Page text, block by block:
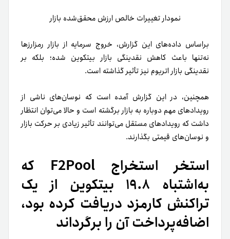
نمودار تغییرات خالص ارزش محقق‌شده بازار
بر‌اساس داده‌های این گزارش، خروج سرمایه از بازار رمزارزها
نه‌تنها باعث کاهش نقدینگی بازار بیتکوین شده؛ بلکه بر
نقدینگی بازار اتریوم نیز تأثیر گذاشته است.
همچنین، در این گزارش آمده است که نوسان‌های ناشی از
رویدادهای مهم دوباره به بازار برگشته است و حالا می‌توان انتظار
داشت که رویدادهای مستقل می‌توانند تأثیر زیادی بر حرکت بازار
و نوسان‌های قیمتی بگذارند.
استخر استخراج F2Pool که
به‌اشتباه ۱۹.۸ بیتکوین از یک
تراکنش کارمزد دریافت کرده بود،
اضافه‌پرداخت آن را برگرداند